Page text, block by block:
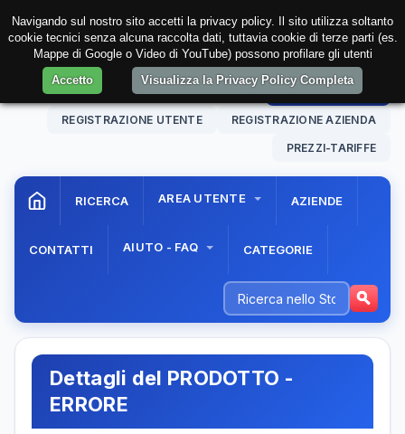
08 Aug. 202610:07:13 AREA RISERVATA
REGISTRAZIONE UTENTE REGISTRAZIONE AZIENDA
PREZZI-TARIFFE
RICERCA AREA UTENTE AZIENDE
CONTATTI AIUTO - FAQ CATEGORIE
Dettagli del PRODOTTO -
ERRORE
Navigando sul nostro sito accetti la privacy policy. Il sito utilizza soltanto
cookie tecnici senza alcuna raccolta dati, tuttavia cookie di terze parti (es.
Mappe di Google o Video di YouTube) possono profilare gli utenti
Accetto
Visualizza la Privacy Policy Completa